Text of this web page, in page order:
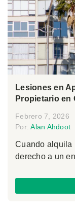
Lesiones en
Propietario en
Febrero 7, 2026
Por:Alan Ahdoot
Cuando alquila
derecho a un